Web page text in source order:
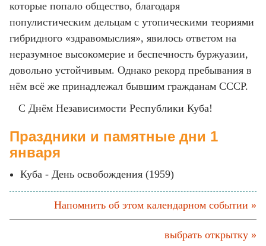
которые попало общество, благодаря
популистическим дельцам с утопическими теориями
гибридного «здравомыслия», явилось ответом на
неразумное высокомерие и беспечность буржуазии,
довольно устойчивым. Однако рекорд пребывания в
нём всё же принадлежал бывшим гражданам СССР.
С Днём Независимости Республики Куба!
Праздники и памятные дни 1
января
Куба - День освобождения (1959)
Напомнить об этом календарном событии »
выбрать открытку »